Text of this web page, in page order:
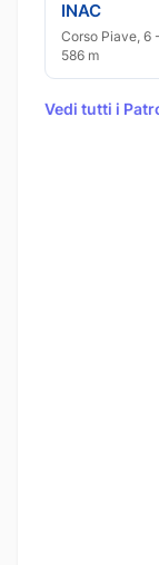
INAC
Corso Piave, 6
586 m
Vedi tutti i